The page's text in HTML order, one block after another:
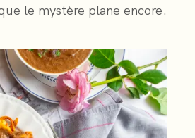
le mystère plane encore.